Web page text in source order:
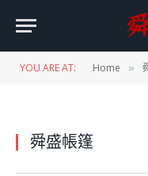
YOU ARE AT: Home »
舜盛帳篷